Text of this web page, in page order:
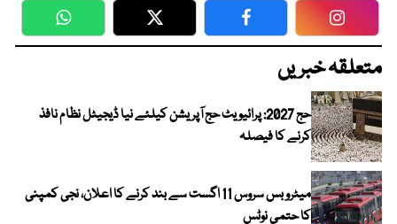
WhatsApp Twitter Facebook
متعلقہ خبریں
حج 2027: پرائیویٹ حج آپریشن کیلئے نیا ڈیجیٹل نظام نافذ
کرنے کا فیصلہ
میٹرو بس سروس 11 اگست سے بند کرنے کا اعلان، نجی کمپنی
کا حتمی نوٹس